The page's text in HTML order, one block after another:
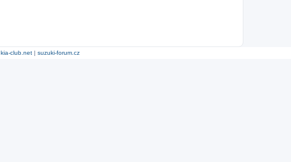
kia-club.net| suzuki-forum.cz